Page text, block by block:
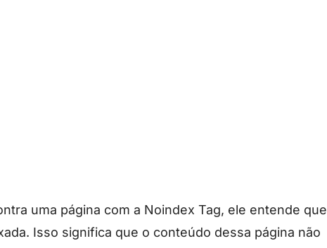
uma página com a Noindex Tag, ele entende que
Isso significa que o conteúdo dessa página não